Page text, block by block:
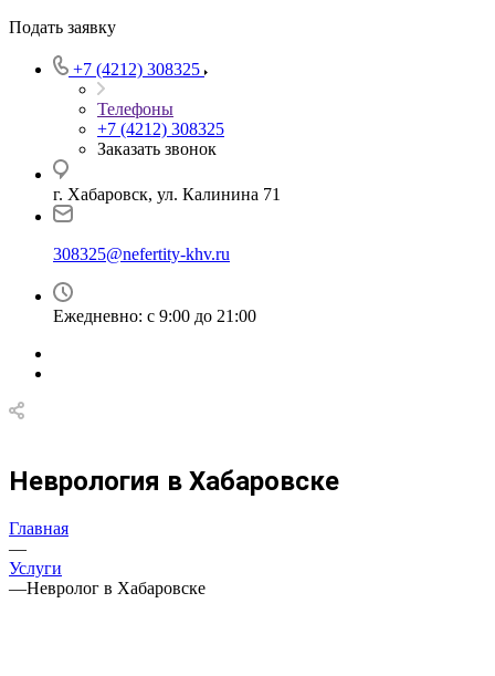
Подать заявку
+7 (4212) 308325
Телефоны
+7 (4212) 308325
Заказать звонок
г. Хабаровск, ул. Калинина 71
308325@nefertity-khv.ru
Ежедневно: с 9:00 до 21:00
Неврология в Хабаровске
Главная
—
Услуги
—Невролог в Хабаровске